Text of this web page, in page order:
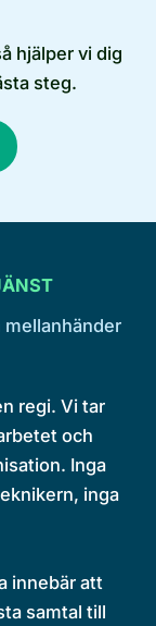
hjälper vi dig
steg.
mellanhänder
regi. Vi tar
och
Inga
inga
innebär att
samtal till